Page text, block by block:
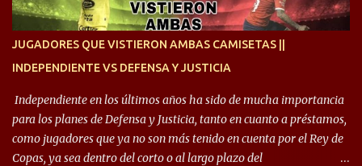
enfocamos en la preparación física. El grupo está encontrando la
JUGADORES QUE VISTIERON AMBAS CAMISETAS ||
INDEPENDIENTE VS DEFENSA Y JUSTICIA
Independiente en los últimos años ha sido de mucha importancia
para los planes de Defensa y Justicia, tanto en cuanto a préstamos,
como jugadores que ya no son más tenido en cuenta por el Rey de
Copas, ya sea dentro del corto o al largo plazo del